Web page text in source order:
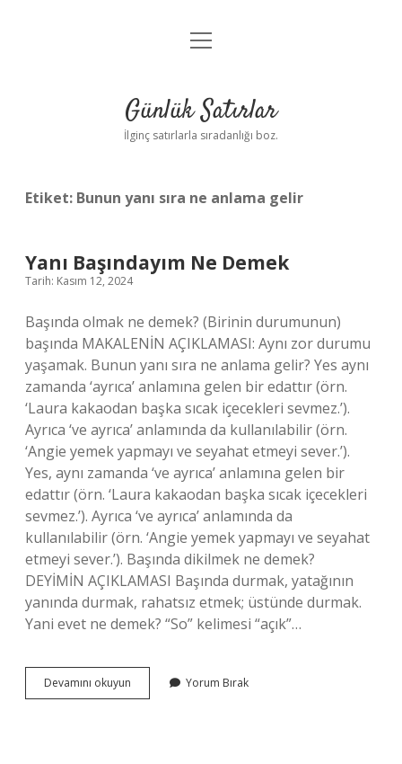
Anasayfa
Yasal Uyarı
menüyü
Günlük Satırlar
İlginç satırlarla sıradanlığı boz.
Etiket: Bunun yanı sıra ne anlama gelir
Yanı Başındayım Ne Demek
Tarih: Kasım 12, 2024
Başında olmak ne demek? (Birinin durumunun)
başında MAKALENİN AÇIKLAMASI: Aynı zor durumu
yaşamak. Bunun yanı sıra ne anlama gelir? Yes aynı
zamanda ‘ayrıca’ anlamına gelen bir edattır (örn.
‘Laura kakaodan başka sıcak içecekleri sevmez.’).
Ayrıca ‘ve ayrıca’ anlamında da kullanılabilir (örn.
‘Angie yemek yapmayı ve seyahat etmeyi sever.’).
Yes, aynı zamanda ‘ve ayrıca’ anlamına gelen bir
edattır (örn. ‘Laura kakaodan başka sıcak içecekleri
sevmez.’). Ayrıca ‘ve ayrıca’ anlamında da
kullanılabilir (örn. ‘Angie yemek yapmayı ve seyahat
etmeyi sever.’). Başında dikilmek ne demek?
DEYİMİN AÇIKLAMASI Başında durmak, yatağının
yanında durmak, rahatsız etmek; üstünde durmak.
Yani evet ne demek? “So” kelimesi “açık”…
Devamını okuyun
Başındayım
Yorum Bırak